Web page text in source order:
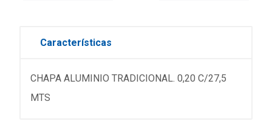
Características
CHAPA ALUMINIO TRADICIONAL. 0,20 C/27,5
MTS